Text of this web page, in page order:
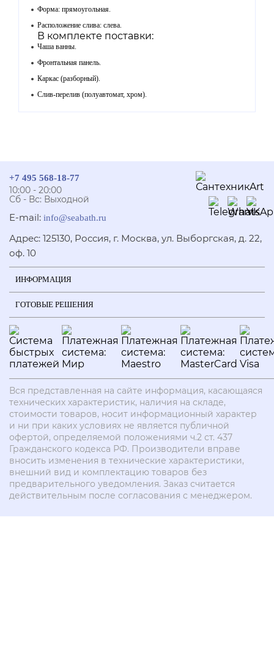
Форма: прямоугольная.
Расположение слива: слева.
В комплекте поставки:
Чаша ванны.
Фронтальная панель.
Каркас (разборный).
Слив-перелив (полуавтомат, хром).
ГОТОВЫЕ РЕШЕНИЯ
ИНФОРМАЦИЯ
+7 495 568-18-77
E-mail: info@seabath.ru
Адрес: 125130, Россия, г. Москва, ул. Выборгская, д. 22,
оф. 10
10:00 - 20:00
Сб - Вс: Выходной
Вся представленная на сайте информация, касающаяся
технических характеристик, наличия на складе,
стоимости товаров, носит информационный характер
и ни при каких условиях не является публичной
офертой, определяемой положениями ч.2 ст. 437
Гражданского кодекса РФ. Производители вправе
вносить изменения в технические характеристики,
внешний вид и комплектацию товаров без
предварительного уведомления. Заказ считается
действительным после согласования с менеджером.